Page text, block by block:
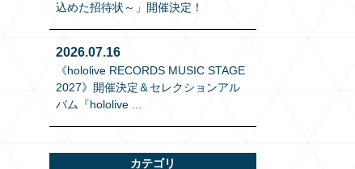
込めた招待状～」開催決定！
2026.07.16
《hololive RECORDS MUSIC STAGE
2027》開催決定＆セレクションアル
バム『hololive
カテゴリ